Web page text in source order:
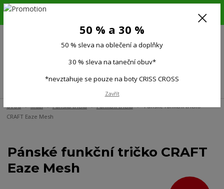
6.-16.8.26. DOVOLENÁ !!! 50 % SLEVA na všechno oblečení a doplňky !!!
(Po-Pá 9:00-15.00)
Úvod Muži Pánská trička Funkční trička
Pánské funkční tričko
CRAFT Eaze Mesh
Pánské funkční tričko CRAFT
Eaze Mesh
50 % a 30 %
50 % sleva na oblečení a doplňky
30 % sleva na taneční obuv*
*nevztahuje se pouze na boty CRISS CROSS
Zavřít